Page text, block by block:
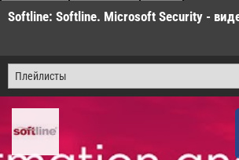
​Softline: Softline. Microsoft Security -